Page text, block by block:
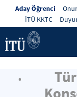
Aday Öğrenci
İTÜ KKTC